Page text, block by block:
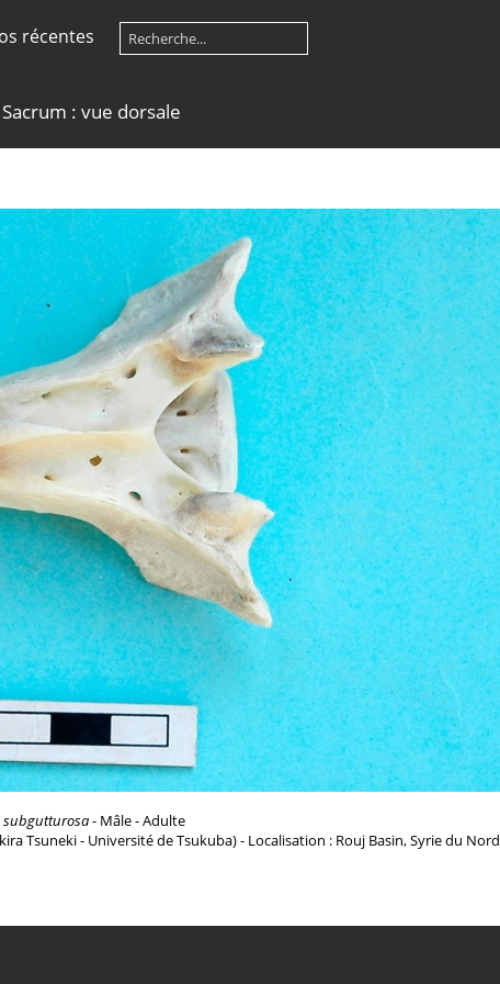
récentes
Sacrum : vue dorsale
subgutturosa- Mâle - Adulte
Tsuneki - Université de Tsukuba) - Localisation : Rouj Basin, Syrie du Nord